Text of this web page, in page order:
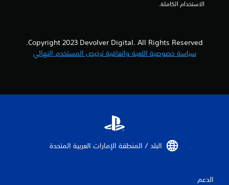
الاستخدام الكاملة.
Copyright 2023 Devolver Digital. All Rights Reserved.
سياسة خصوصية اللعبة واتفاقية ترخيص المستخدم النهائي
البلد / المنطقة الإمارات العربية المتحدة‏
الدعم